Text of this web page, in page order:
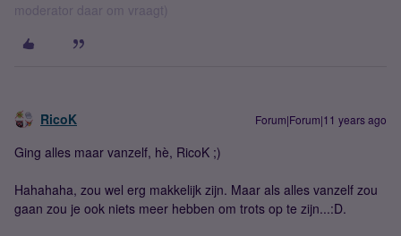
moderator daar om vraagt)
RicoK Forum|Forum|11 years ago
Ging alles maar vanzelf, hè, RicoK ;)
Hahahaha, zou wel erg makkelijk zijn. Maar als alles vanzelf zou
gaan zou je ook niets meer hebben om trots op te zijn...:D.